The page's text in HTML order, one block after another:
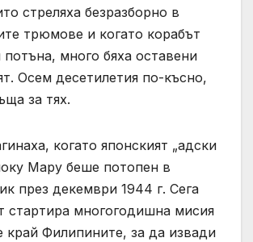
стреляха безразборно в
трюмове и когато корабът
потъна, много бяха оставени
Осем десетилетия по-късно,
за тях.
когато японският „адски
Мару беше потопен в
през декември 1944 г. Сега
стартира многогодишна мисия
край Филипините, за да извади